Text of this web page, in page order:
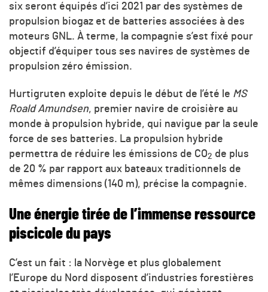
six seront équipés d’ici 2021 par des systèmes de
propulsion biogaz et de batteries associées à des
moteurs GNL. À terme, la compagnie s’est fixé pour
objectif d’équiper tous ses navires de systèmes de
propulsion zéro émission.
Hurtigruten exploite depuis le début de l’été le MS
Roald Amundsen, premier navire de croisière au
monde à propulsion hybride, qui navigue par la seule
force de ses batteries. La propulsion hybride
permettra de réduire les émissions de CO2 de plus
de 20 % par rapport aux bateaux traditionnels de
mêmes dimensions (140 m), précise la compagnie.
Une énergie tirée de l’immense ressource
piscicole du pays
C’est un fait : la Norvège et plus globalement
l’Europe du Nord disposent d’industries forestières